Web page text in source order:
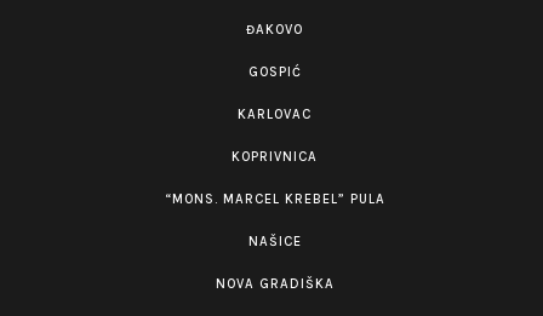
ĐAKOVO
GOSPIĆ
KARLOVAC
KOPRIVNICA
“MONS. MARCEL KREBEL” PULA
NAŠICE
NOVA GRADIŠKA